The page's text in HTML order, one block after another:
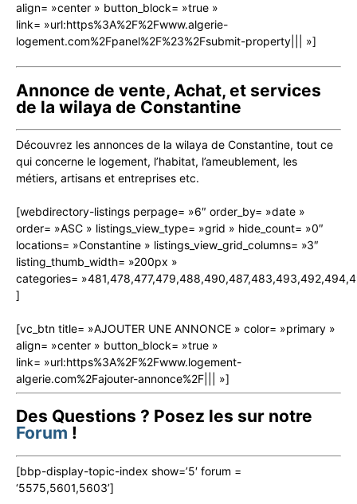
align= »center » button_block= »true »
link= »url:https%3A%2F%2Fwww.algerie-
logement.com%2Fpanel%2F%23%2Fsubmit-property||| »]
Annonce de vente, Achat, et services
de la wilaya de Constantine
Découvrez les annonces de la wilaya de Constantine, tout ce
qui concerne le logement, l’habitat, l’ameublement, les
métiers, artisans et entreprises etc.
[webdirectory-listings perpage= »6″ order_by= »date »
order= »ASC » listings_view_type= »grid » hide_count= »0″
locations= »Constantine » listings_view_grid_columns= »3″
listing_thumb_width= »200px »
categories=
]
[vc_btn title= »AJOUTER UNE ANNONCE » color= »primary »
align= »center » button_block= »true »
link= »url:https%3A%2F%2Fwww.logement-
algerie.com%2Fajouter-annonce%2F||| »]
Des Questions ? Posez les sur notre
Forum !
[bbp-display-topic-index show=’5′ forum =
‘5575,5601,5603’]